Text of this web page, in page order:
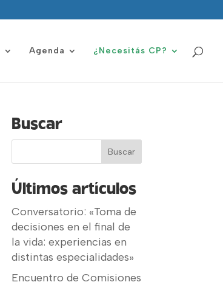
Agenda ¿Necesitás CP?
Buscar
Últimos artículos
Conversatorio: «Toma de
decisiones en el final de
la vida: experiencias en
distintas especialidades»
Encuentro de Comisiones